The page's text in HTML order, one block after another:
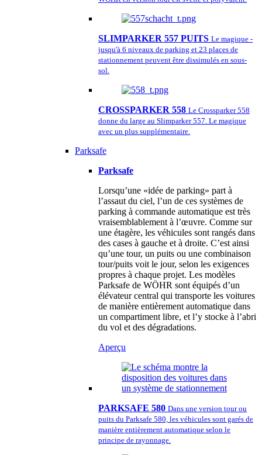
SLIMPARKER 557 PUITS Le magique -
jusqu'à 6 niveaux de parking et 23 places de
stationnement peuvent être dissimulés en sous-
sol.
CROSSPARKER 558 Le Crossparker 558
donne du large au Slimparker 557. Le magique
avec un plus supplémentaire.
Parksafe
Parksafe
Lorsqu’une «idée de parking» part à
l’assaut du ciel, l’un de ces systèmes de
parking à commande automatique est très
vraisemblablement à l’œuvre. Comme sur
une étagère, les véhicules sont rangés dans
des cases à gauche et à droite. C’est ainsi
qu’une tour, un puits ou une combinaison
tour/puits voit le jour, selon les exigences
propres à chaque projet. Les modèles
Parksafe de WÖHR sont équipés d’un
élévateur central qui transporte les voitures
de manière entièrement automatique dans
un compartiment libre, et l’y stocke à l’abri
du vol et des dégradations.
Aperçu
PARKSAFE 580 Dans une version tour ou
puits du Parksafe 580, les véhicules sont garés de
manière entièrement automatique selon le
principe de rayonnage.